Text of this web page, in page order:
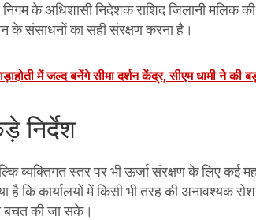
निगम के अधिशासी निदेशक राशिद जिलानी मलिक
के संसाधनों का सही संरक्षण करना है।
में जल्द बनेंगे सीमा दर्शन केंद्र, सीएम धामी ने की
निर्देश
व्यक्तिगत स्तर पर भी ऊर्जा संरक्षण के लिए कई
है कि कार्यालयों में किसी भी तरह की अनावश्यक
बचत की जा सके।